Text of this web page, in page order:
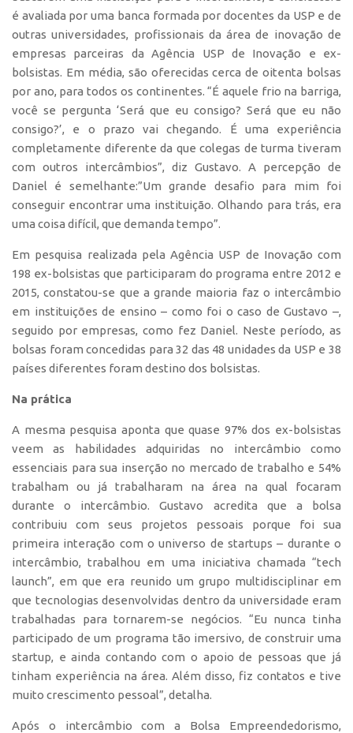
Patrimônio Genético
Leis e Normas
Transferência de Tecnologia
Editais de TT
PD&I
Convênios
Chamamento
Parcerias PD&I
Exceções
Programas
Conexão USP
Conexão Inter-USP
Banco de Patentes
Inteligência Competitiva
Showroom de Tecnologias
Empreendedorismo
Jornada Empreendedora
Bolsas
Bolsa Empreendedorismo
Bolsa Startup USP
Prêmio USP de Empreendedorismo
Entidades
Pesquisa
é avaliada por uma banca formada por docentes da USP e de
outras universidades, profissionais da área de inovação de
empresas parceiras da Agência USP de Inovação e ex-
bolsistas. Em média, são oferecidas cerca de oitenta bolsas
por ano, para todos os continentes. “É aquele frio na barriga,
você se pergunta ‘Será que eu consigo? Será que eu não
consigo?’, e o prazo vai chegando. É uma experiência
completamente diferente da que colegas de turma tiveram
com outros intercâmbios”, diz Gustavo. A percepção de
Daniel é semelhante:”Um grande desafio para mim foi
conseguir encontrar uma instituição. Olhando para trás, era
uma coisa difícil, que demanda tempo”.
Em pesquisa realizada pela Agência USP de Inovação com
198 ex-bolsistas que participaram do programa entre 2012 e
2015, constatou-se que a grande maioria faz o intercâmbio
em instituições de ensino – como foi o caso de Gustavo –,
seguido por empresas, como fez Daniel. Neste período, as
bolsas foram concedidas para 32 das 48 unidades da USP e 38
países diferentes foram destino dos bolsistas.
Na prática
A mesma pesquisa aponta que quase 97% dos ex-bolsistas
veem as habilidades adquiridas no intercâmbio como
essenciais para sua inserção no mercado de trabalho e 54%
trabalham ou já trabalharam na área na qual focaram
durante o intercâmbio. Gustavo acredita que a bolsa
contribuiu com seus projetos pessoais porque foi sua
primeira interação com o universo de startups – durante o
intercâmbio, trabalhou em uma iniciativa chamada “tech
launch”, em que era reunido um grupo multidisciplinar em
que tecnologias desenvolvidas dentro da universidade eram
trabalhadas para tornarem-se negócios. “Eu nunca tinha
participado de um programa tão imersivo, de construir uma
startup, e ainda contando com o apoio de pessoas que já
tinham experiência na área. Além disso, fiz contatos e tive
muito crescimento pessoal”, detalha.
Após o intercâmbio com a Bolsa Empreendedorismo,